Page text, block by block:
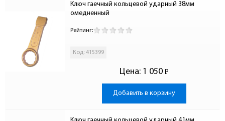
Ключ гаечный кольцевой ударный 38мм
омедненный
Рейтинг:
Код: 415399
Цена: 1 050 Р
-
Добавить в корзину